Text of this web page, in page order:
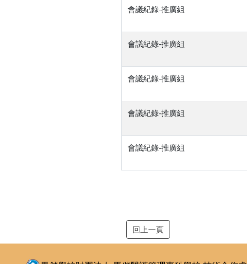
會議紀錄-推廣組
會議紀錄-推廣組
會議紀錄-推廣組
會議紀錄-推廣組
會議紀錄-推廣組
回上一頁